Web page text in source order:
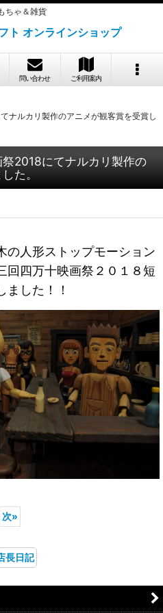
ちゃ＆雑貨
ト オンラインショップ
問い合わせ ご利用案内
ナルカリ製作のアニメが観客賞を受賞し
2018にてナルカリ製作の
た。
の人形ストップモーション
回四万十映画祭２０１８短
した！！
次»
長日記